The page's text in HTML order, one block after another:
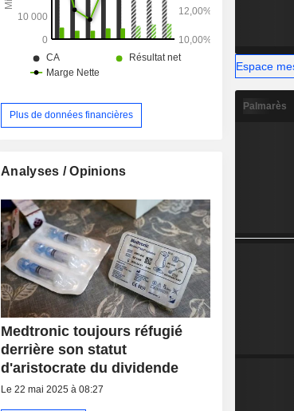
laryngologie (ORL) et pelviennes (8,7%) ; -
gestion du diabète (8,2%) : systèmes internes et
externes de surveillance de la glycémie et
pompes à insuline ; - maladies neurologiques
(5,7%) : produits de neurostimulation et
outils de diagnostic, etc. ; - autres (0,5%). La
répartition géographique du CA est la suivante :
Plus de données financières
Analyses / Opinions
Medtronic toujours réfugié
derrière son statut
d'aristocrate du dividende
Le 22 mai 2025 à 08:27
Espace
Palmarès